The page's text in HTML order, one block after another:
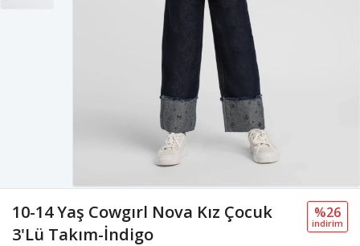
10-14 Yaş Cowgırl Nova Kız Çocuk
3'Lü Takım-İndigo
%26
i̇ndi̇ri̇m